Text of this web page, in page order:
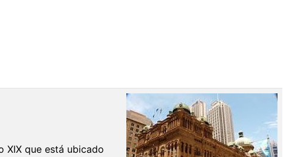
XIX que está ubicado